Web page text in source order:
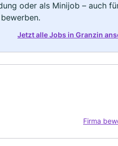
oder als Minijob – auch
Jetzt alle Jobs in Granzin
Firma